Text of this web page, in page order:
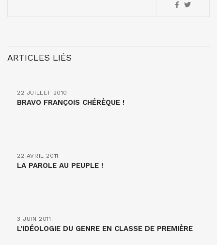
ARTICLES LIÉS
22 JUILLET 2010
BRAVO FRANÇOIS CHÉRÈQUE !
22 AVRIL 2011
LA PAROLE AU PEUPLE !
3 JUIN 2011
L’IDÉOLOGIE DU GENRE EN CLASSE DE PREMIÈRE